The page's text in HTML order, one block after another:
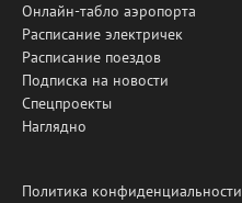
Онлайн-табло аэропорта
Расписание электричек
Расписание поездов
Подписка на новости
Спецпроекты
Наглядно
Политика конфиденциальности